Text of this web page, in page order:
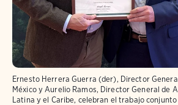
Ernesto Herrera Guerra (der), Director
México y Aurelio Ramos, Director General de
Latina y el Caribe, celebran el trabajo